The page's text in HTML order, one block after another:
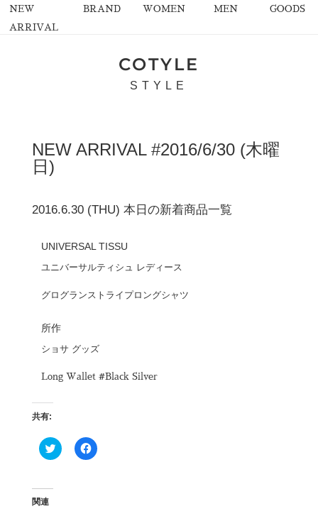
NEW
ARRIVAL
BRAND WOMEN MEN GOODS
COTYLE
STYLE
NEW ARRIVAL #2016/6/30 (木曜
日)
2016.6.30 (THU) 本日の新着商品一覧
UNIVERSAL TISSU
ユニバーサルティシュ レディース
グログランストライプロングシャツ
所作
ショサ グッズ
Long Wallet #Black Silver
共有:
ク
リ
F
a
関連